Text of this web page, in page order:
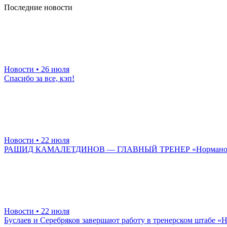
Последние новости
Новости • 26 июля
Спасибо за все, кэп!
Новости • 22 июля
РАШИД КАМАЛЕТДИНОВ — ГЛАВНЫЙ ТРЕНЕР
Новости • 22 июля
Буслаев и Серебряков завершают работу в тренерском штабе